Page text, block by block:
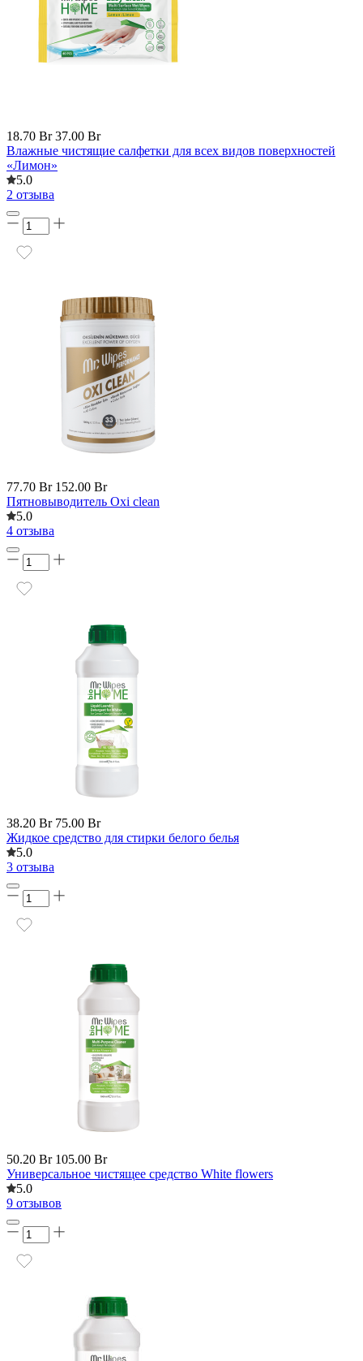
18.70 Br 37.00 Br
Влажные чистящие салфетки для всех видов поверхностей
«Лимон»
5.0
2 отзыва
77.70 Br 152.00 Br
Пятновыводитель Oxi clean
5.0
4 отзыва
38.20 Br 75.00 Br
Жидкое средство для стирки белого белья
5.0
3 отзыва
50.20 Br 105.00 Br
Универсальное чистящее средство White flowers
5.0
9 отзывов